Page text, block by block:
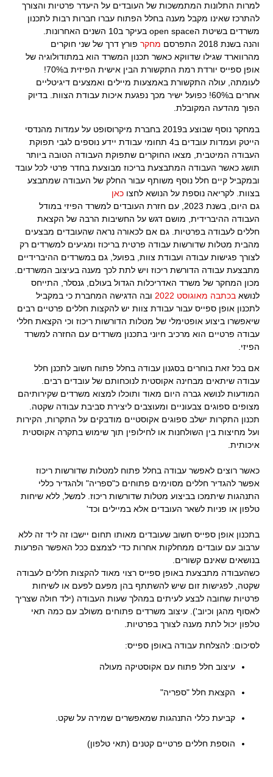
למרות התלונות המתמשכות של העובדים על היעדר פרטיות והצורך
להתרכז שאינו מקבל מענה בחלל הפתוח עברו חברות רבות לתכנון
משרדים בשיטת הopen space בעיקר ב10 השנים האחרונות.
והנה בשנת 2018 התפרסם
מחקר פורץ דרך של שני חוקרים
מהרווארד שגילו שדווקא כאשר תכנון המשרד הוא במתודולוגיה של
אופן ספייס יורדת רמת התקשורת הבין אישית הפיזית ב70%!
לעומתה, עולה התקשורת באמצעות מיילים ואמצעים דיגיטליים
אחרים ב60%! כפועל ישיר מכך נפגעת איכות עבודת הצוות. בדיוק
הפוך מהדעה המקובלת.
במחקר נוסף שבוצע ב2019 בחברת מיקרוסופט על עמדות מהנדסי
הייטק ועמדות עובדים ב4 תחומי עבודת יידע נוספים לגבי תפוקת
העבודה המיטבית, מצאו החוקרים שתפוקת העבודה הטובה ביותר
תושג כאשר העבודה המתבצעת בריכוז מבוצעת בחדר פרטי לכל עובד
ובמקביל קיים חלל נוסף משותף עבור החלק של העבודה שמתבצע
בצוות. לקריאה נוספת על הנושא לחצוכאן
גם היום, בשנת 2023, עם חזרת העובדים למשרד הפיזי במודל
העבודה ההיברידית, מושם דגש על החשיבות הרבה של הקצאת
חללים לעבודה בפרטיות. גם אם לכאורה נראה שהעובדים מבצעים
מהבית מטלות שדורשות עבודה פרטית בריכוז ומגיעים למשרדים רק
לצורך פגישות עבודה ועבודת צוות, בפועל, גם במשרדים ההיברידיים
מתבצעת עבודה הדורשת ריכוז ויש לתת לכך מענה בעיצוב המשרדים.
מכון המחקר של משרד האדריכלות הגדול בעולם, גנסלר, התייחס
לנושאבכתבה מאוגוסט 2022
ובה הדגישה המחברת כי במקביל
לתכנון אופן ספייס עבור עבודת צוות יש להקצות חללים פרטיים רבים
שיאפשרו ביצוע אופטימלי של מטלות הדורשות ריכוז וכי הקצאת חללי
עבודה פרטיים הוא מרכיב חיוני בתכנון משרדים עם החזרה למשרד
הפיזי.
אם בכל זאת בוחרים בסגנון עבודה בחלל פתוח חשוב לתכנן חלל
עבודה שיתאים מבחינה אקוסטית לנוכחותם של עובדים רבים.
המודעות לנושא גברה היום מאוד ותוכלו למצוא משרדים שקירותיהם
מצופים ספוגים צבעוניים ומעוצבים ליצירת סביבת עבודה שקטה.
תכנון התקרות ישלב ספוגים אקוסטיים מודבקים על התקרות, הקירות
ועל מחיצות בין השולחנות או לחילופין תוך שימוש בתקרה אקוסטית
איכותית.
כאשר רוצים לאפשר עבודה בחלל פתוח למטלות שדורשות ריכוז
אפשר להגדיר חללים מסוימים פתוחים כ"ספריה" ולהגדיר כללי
התנהגות שיתמכו בביצוע מטלות שדורשות ריכוז. למשל, ללא שיחות
טלפון או פניות לשאר העובדים אלא במיילים וכד'
בתכנון אופן ספייס חשוב שעובדים מאותו תחום יישבו זה ליד זה ללא
ערבוב עם עובדים ממחלקות אחרות כדי לצמצם ככל האפשר הפרעות
בנושאים שאינם קשורים.
כשהעבודה מתבצעת באופן ספייס רצוי מאוד להקצות חללים לעבודה
שקטה, לפגישות זום שיש להשתתף בהן מפעם לפעם או לשיחות
פרטיות שחובה לבצע לעיתים במהלך שעות העבודה (ילד חולה שצריך
לאסוף מהגן וכיוב'). עיצוב משרדים פתוחים משולב עם כמה תאי
טלפון יכול לתת מענה לצורך בפרטיות.
לסיכום: להצלחת עבודה באופן ספייס:
עיצוב חלל פתוח עם אקוסטיקה מעולה
הקצאת חלל "ספריה"
קביעת כללי התנהגות שמאפשרים שמירה על שקט.
הוספת חללים פרטיים קטנים (תאי טלפון)